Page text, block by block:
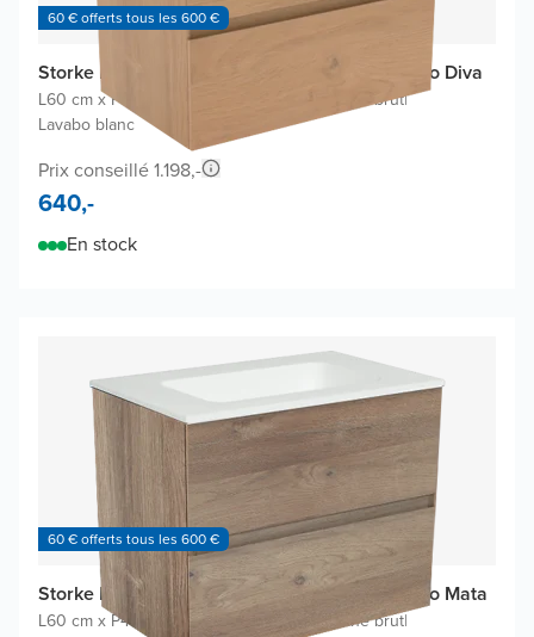
60 € offerts tous les 600 €
Storke Edge meuble salle de bains avec lavabo Diva
L60 cm x P40 cm Meuble sous-lavabo chêne brut|
Lavabo blanc
Prix conseillé 1.198,-
640,-
En stock
60 € offerts tous les 600 €
Storke Edge meuble salle de bains avec lavabo Mata
L60 cm x P40 cm Meuble sous-lavabo chêne brut|